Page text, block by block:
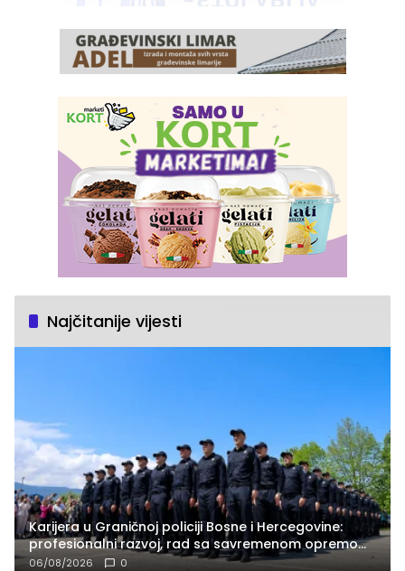
Najčitanije vijesti
Karijera u Graničnoj policiji Bosne i Hercegovine:
profesionalni razvoj, rad sa savremenom opremom
i služba građanima
06/08/2026 0